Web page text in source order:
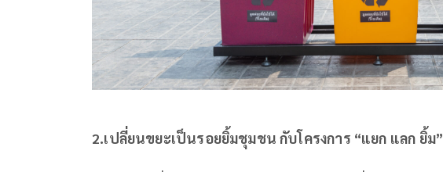
2.เปลี่ยนขยะเป็นรอยยิ้มชุมชน กับโครงการ “แยก แลก ยิ้ม”